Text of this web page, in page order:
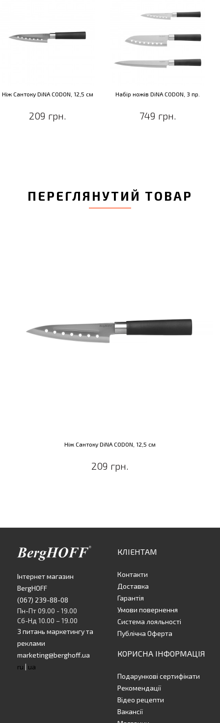
Ніж Сантоку DiNA CODON, 12,5 см
209 грн.
Набір ножів DiNA CODON, 3 пр.
749 грн.
ПЕРЕГЛЯНУТИЙ ТОВАР
Ніж Сантоку DiNA CODON, 12,5 см
209 грн.
Інтернет магазин
BergHOFF
(067) 239-88-08
Пн-Пт 09.00 - 19.00
Сб-Нд 10.00 – 19.00
З питань маркетингу та
реклами
marketing@berghoff.ua
ru | ua
КЛІЕНТАМ
Контакти
Доставка
Гарантія
Умови повернення
Система лояльності
Публічна Оферта
КОРИСНА ІНФОРМАЦІЯ
Подарункові сертифікати
Рекомендації
Відео рецепти
Вакансії